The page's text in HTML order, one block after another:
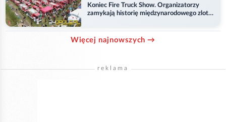
Koniec Fire Truck Show. Organizatorzy
zamykają historię międzynarodowego zlotu
Więcej najnowszych →
reklama